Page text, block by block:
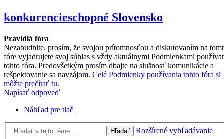
konkurencieschopné Slovensko
Pravidlá fóra
Nezabudnite, prosím, že svojou prítomnosťou a diskutovaním na
fóre vyjadrujete svoj súhlas s vždy aktuálnymi Podmienkami
tohto fóra. Predovšetkým prosím dbajte na slušnosť komunikácie a
rešpektovanie sa navzájom. Celé Podmienky používania tohto fóra si
môžte prečítať tu.
Napísať odpoveď
Náhľad pre tlač
Hľadať
Rozšírené vyhľadávanie